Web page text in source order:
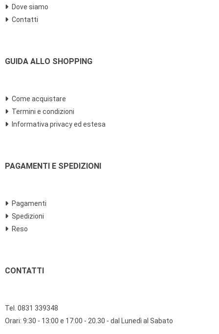
Dove siamo
Contatti
GUIDA ALLO SHOPPING
Come acquistare
Termini e condizioni
Informativa privacy ed estesa
PAGAMENTI E SPEDIZIONI
Pagamenti
Spedizioni
Reso
CONTATTI
Tel. 0831 339348
Orari: 9:30 - 13:00 e 17:00 - 20.30 - dal Lunedì al Sabato